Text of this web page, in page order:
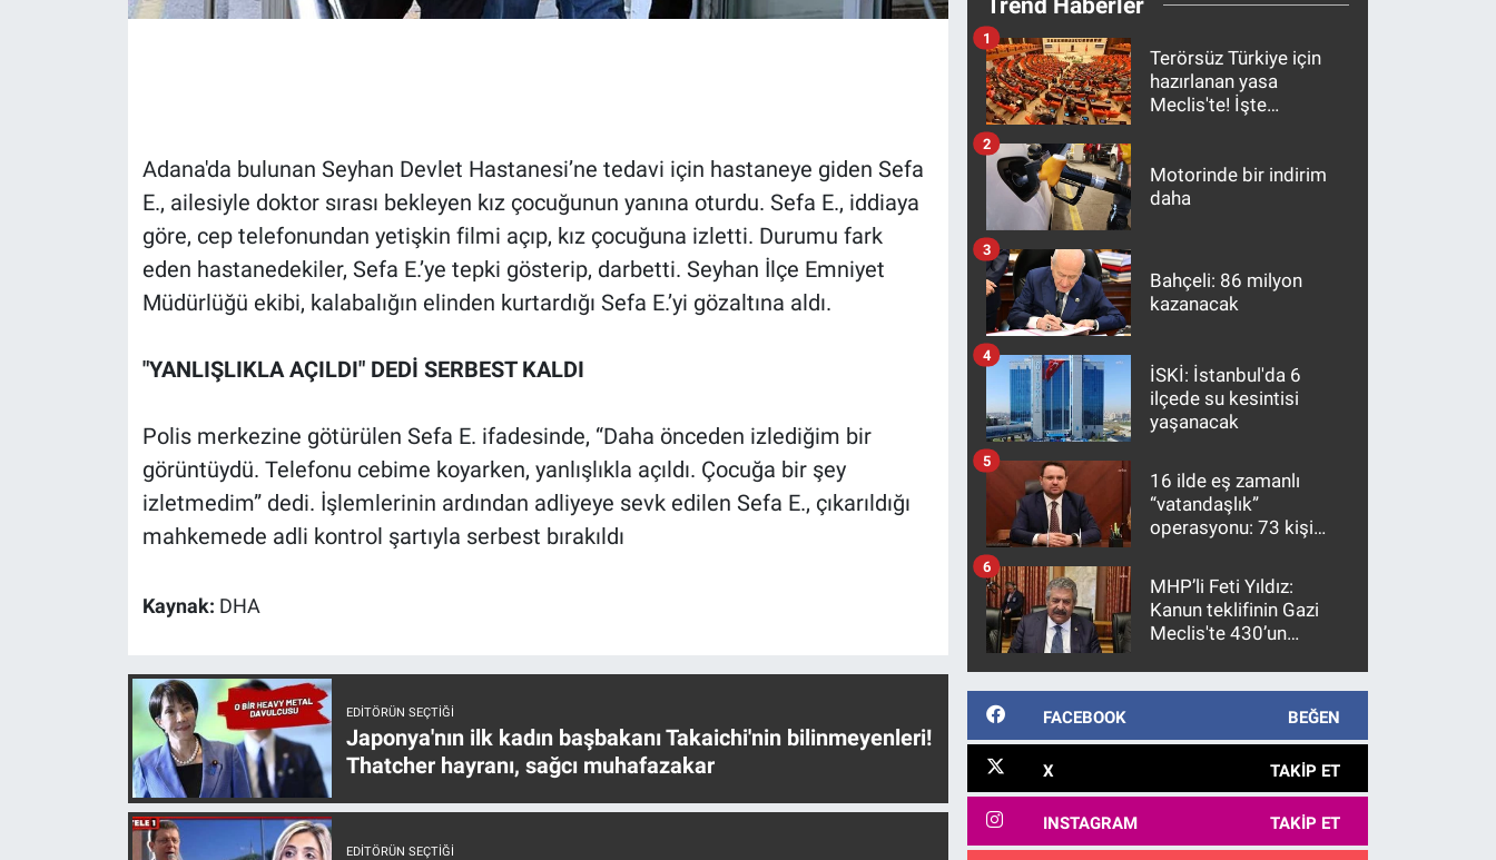
Adana'da bulunan Seyhan Devlet Hastanesi’ne tedavi için hastaneye giden Sefa
E., ailesiyle doktor sırası bekleyen kız çocuğunun yanına oturdu. Sefa E., iddiaya
göre, cep telefonundan yetişkin filmi açıp, kız çocuğuna izletti. Durumu fark
eden hastanedekiler, Sefa E.’ye tepki gösterip, darbetti. Seyhan İlçe Emniyet
Müdürlüğü ekibi, kalabalığın elinden kurtardığı Sefa E.’yi gözaltına aldı.
"YANLIŞLIKLA AÇILDI" DEDİ SERBEST KALDI
Polis merkezine götürülen Sefa E. ifadesinde, “Daha önceden izlediğim bir
görüntüydü. Telefonu cebime koyarken, yanlışlıkla açıldı. Çocuğa bir şey
izletmedim” dedi. İşlemlerinin ardından adliyeye sevk edilen Sefa E., çıkarıldığı
mahkemede adli kontrol şartıyla serbest bırakıldı
Kaynak: DHA
EDITÖRÜN SEÇTIĞI
Japonya'nın ilk kadın başbakanı Takaichi'nin bilinmeyenleri!
Thatcher hayranı, sağcı muhafazakar
EDITÖRÜN SEÇTIĞI
Terörsüz Türkiye için
hazırlanan yasa
Meclis'te! İşte
1
Motorinde bir indirim
daha
2
Bahçeli: 86 milyon
kazanacak
3
İSKİ: İstanbul'da 6
ilçede su kesintisi
yaşanacak
4
16 ilde eş zamanlı
“vatandaşlık”
operasyonu: 73 kişi
5
MHP’li Feti Yıldız:
Kanun teklifinin Gazi
Meclis'te 430’un
kanunlaşacağı
6
FACEBOOK BEĞEN
X TAKIP ET
INSTAGRAM TAKIP ET
Ne demişti
Programlar
Teknoloji
Türkiye'nin Geleceği